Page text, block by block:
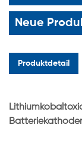
Neue
Produktdetail